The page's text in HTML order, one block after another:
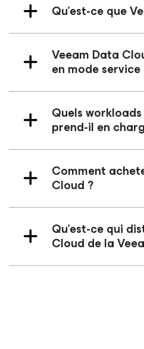
Qu’est-ce que
Veeam Data
en mode service
Quels
prend-il en
Comment
Cloud ?
Qu’est-ce qui
Cloud de la